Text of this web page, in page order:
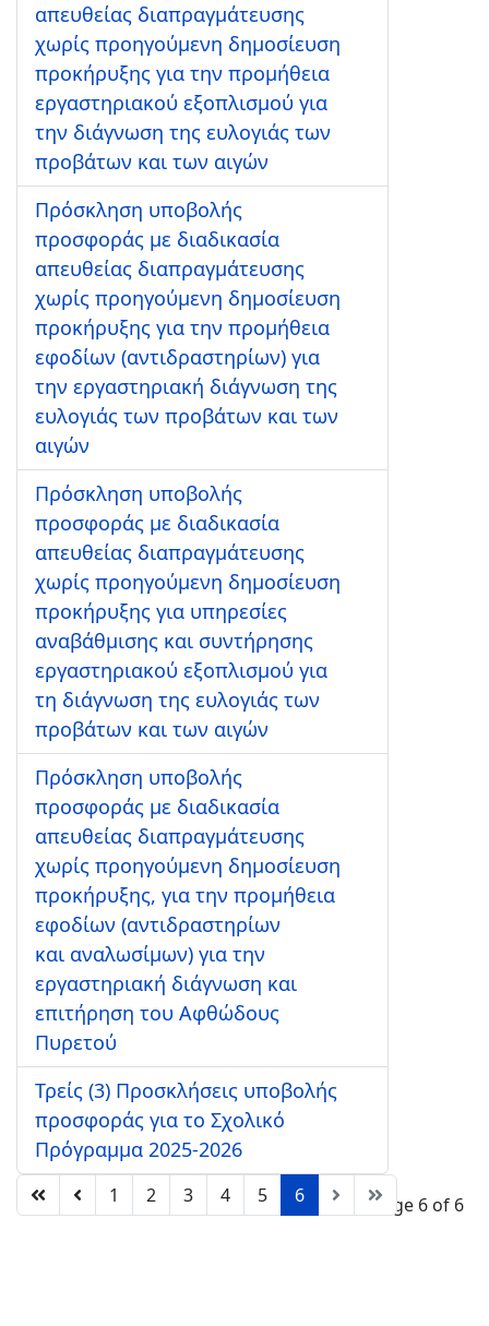
απευθείας διαπραγμάτευσης
χωρίς προηγούμενη δημοσίευση
προκήρυξης για την προμήθεια
εργαστηριακού εξοπλισμού για
την διάγνωση της ευλογιάς των
προβάτων και των αιγών
Πρόσκληση υποβολής
προσφοράς με διαδικασία
απευθείας διαπραγμάτευσης
χωρίς προηγούμενη δημοσίευση
προκήρυξης για την προμήθεια
εφοδίων (αντιδραστηρίων) για
την εργαστηριακή διάγνωση της
ευλογιάς των προβάτων και των
αιγών
Πρόσκληση υποβολής
προσφοράς με διαδικασία
απευθείας διαπραγμάτευσης
χωρίς προηγούμενη δημοσίευση
προκήρυξης για υπηρεσίες
αναβάθμισης και συντήρησης
εργαστηριακού εξοπλισμού για
τη διάγνωση της ευλογιάς των
προβάτων και των αιγών
Πρόσκληση υποβολής
προσφοράς με διαδικασία
απευθείας διαπραγμάτευσης
χωρίς προηγούμενη δημοσίευση
προκήρυξης, για την προμήθεια
εφοδίων (αντιδραστηρίων
και αναλωσίμων) για την
εργαστηριακή διάγνωση και
επιτήρηση του Αφθώδους
Πυρετού
Τρείς (3) Προσκλήσεις υποβολής
προσφοράς για το Σχολικό
Πρόγραμμα 2025-2026
Page 6 of 6
1 2 3 4 5 6